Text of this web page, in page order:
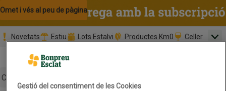
Omet i vés al contingut
Omet i vés a la cerca
Omet i vés al peu de pàgina
Novetats Estiu Lots Estalvi Productes Km0 Celler
Promoció clients nous
Gestió del consentiment de les Cookies